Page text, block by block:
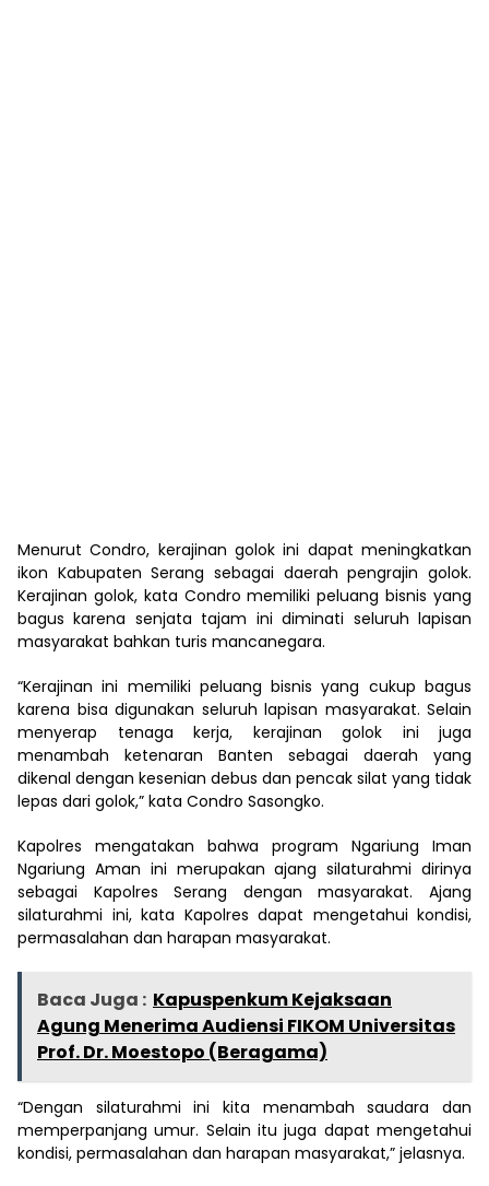
Menurut Condro, kerajinan golok ini dapat meningkatkan
ikon Kabupaten Serang sebagai daerah pengrajin golok.
Kerajinan golok, kata Condro memiliki peluang bisnis yang
bagus karena senjata tajam ini diminati seluruh lapisan
masyarakat bahkan turis mancanegara.
“Kerajinan ini memiliki peluang bisnis yang cukup bagus
karena bisa digunakan seluruh lapisan masyarakat. Selain
menyerap tenaga kerja, kerajinan golok ini juga
menambah ketenaran Banten sebagai daerah yang
dikenal dengan kesenian debus dan pencak silat yang tidak
lepas dari golok,” kata Condro Sasongko.
Kapolres mengatakan bahwa program Ngariung Iman
Ngariung Aman ini merupakan ajang silaturahmi dirinya
sebagai Kapolres Serang dengan masyarakat. Ajang
silaturahmi ini, kata Kapolres dapat mengetahui kondisi,
permasalahan dan harapan masyarakat.
Baca Juga : Kapuspenkum Kejaksaan
Agung Menerima Audiensi FIKOM Universitas
Prof. Dr. Moestopo (Beragama)
“Dengan silaturahmi ini kita menambah saudara dan
memperpanjang umur. Selain itu juga dapat mengetahui
kondisi, permasalahan dan harapan masyarakat,” jelasnya.